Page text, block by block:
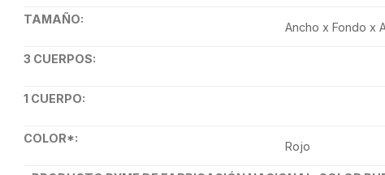
TAMAÑO:
Ancho x Fondo x
3 CUERPOS:
1 CUERPO:
COLOR*:
Rojo